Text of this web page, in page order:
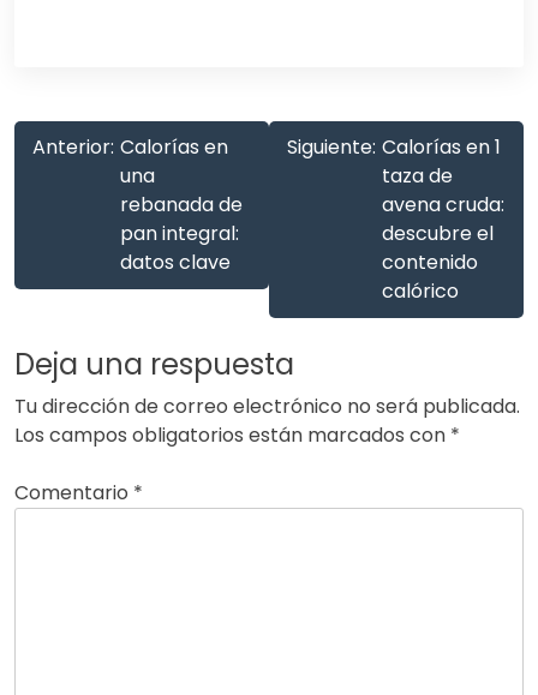
Anterior: Calorías en
una
rebanada de
pan integral:
datos clave
Siguiente: Calorías en 1
taza de
avena cruda:
descubre el
contenido
calórico
Deja una respuesta
Tu dirección de correo electrónico no será publicada.
Los campos obligatorios están marcados con *
Comentario *